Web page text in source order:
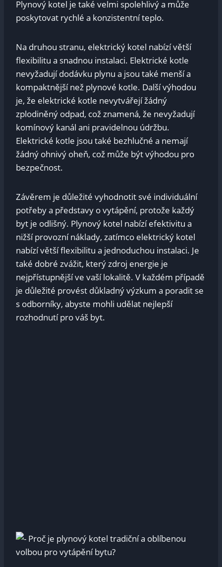
Plynový kotel je také velmi spolehlivý a může
poskytovat rychlé a konzistentní teplo.
Na druhou stranu, elektrický kotel nabízí větší
flexibilitu a snadnou instalaci. Elektrické kotle
nevyžadují dodávku plynu a jsou také menší a
kompaktnější než plynové kotle. Další výhodou
je, že elektrické kotle nevytvářejí žádný
zplodiněný odpad, což znamená, že nevyžadují
komínový kanál ani pravidelnou údržbu.
Elektrické kotle jsou také bezhlučné a nemají
žádný ohnivý oheň, což může být výhodou pro
bezpečnost.
Závěrem je důležité vyhodnotit své individuální
potřeby a představy o vytápění, protože každý
byt je odlišný. Plynový kotel nabízí efektivitu a
nižší provozní náklady, zatímco elektrický kotel
nabízí větší flexibilitu a jednoduchou instalaci. Je
také dobré zvážit, který zdroj energie je
nejpřístupnější ve vaší lokalitě. V každém případě
je důležité provést důkladný výzkum a poradit se
s odborníky, abyste mohli udělat nejlepší
rozhodnutí pro váš byt.